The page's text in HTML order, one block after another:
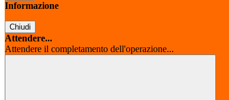
Informazione
Chiudi
Attendere...
Attendere il completamento dell'operazione...